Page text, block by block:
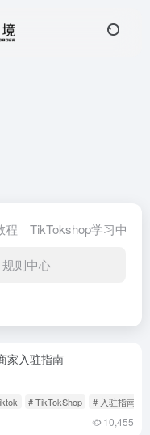
程 TikTokshop学习中心
规则中心
家入驻指南
# TikTokShop # 入驻指南
10,455